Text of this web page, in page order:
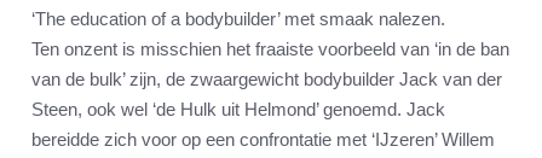
‘The education of a bodybuilder’ met smaak nalezen.
Ten onzent is misschien het fraaiste voorbeeld van ‘in de ban
van de bulk’ zijn, de zwaargewicht bodybuilder Jack van der
Steen, ook wel ‘de Hulk uit Helmond’ genoemd. Jack
bereidde zich voor op een confrontatie met ‘IJzeren’ Willem